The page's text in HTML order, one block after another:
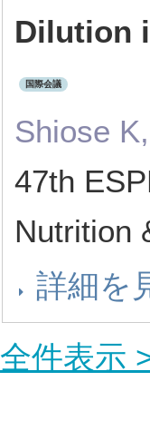
Dilution
国際会議
Shiose
47th
Nutrition
詳細を
全件表示